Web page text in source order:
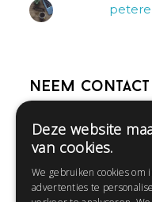
Neem
Deze website
van cookies.
We gebruiken cookies om
advertenties te